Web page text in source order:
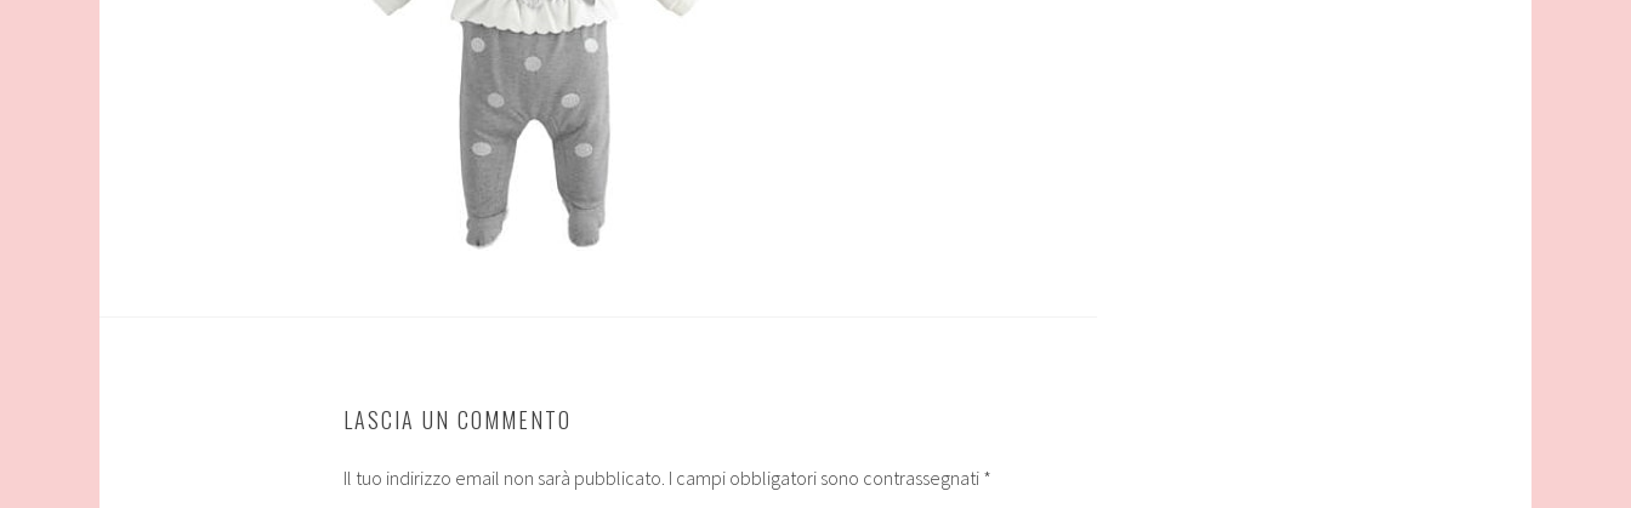
LASCIA UN COMMENTO
Il tuo indirizzo email non sarà pubblicato. I campi obbligatori sono contrassegnati *